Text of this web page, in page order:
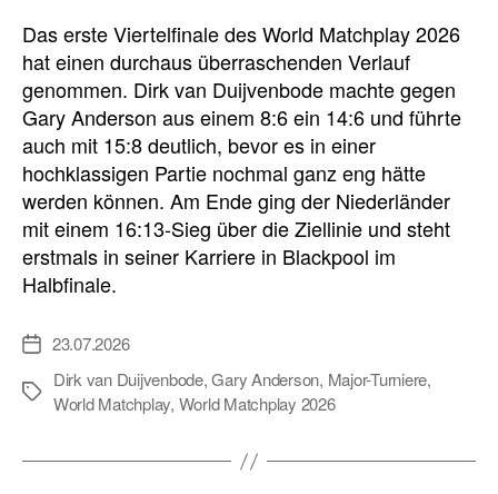
Das erste Viertelfinale des World Matchplay 2026
hat einen durchaus überraschenden Verlauf
genommen. Dirk van Duijvenbode machte gegen
Gary Anderson aus einem 8:6 ein 14:6 und führte
auch mit 15:8 deutlich, bevor es in einer
hochklassigen Partie nochmal ganz eng hätte
werden können. Am Ende ging der Niederländer
mit einem 16:13-Sieg über die Ziellinie und steht
erstmals in seiner Karriere in Blackpool im
Halbfinale.
Veröffentlichungsdatum
23.07.2026
Schlagwörter
Dirk van Duijvenbode,Gary Anderson, Major-Turniere,
World Matchplay, World Matchplay 2026